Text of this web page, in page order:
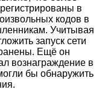
в
кодов в
Учитывая
запуск сети
Ещё он
вознаграждение в
бы обнаружить